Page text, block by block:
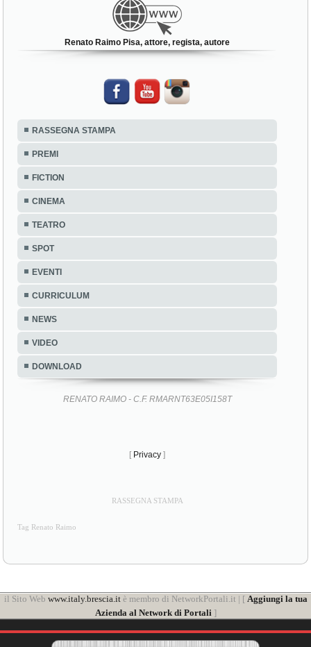
Renato Raimo Pisa, attore, regista, autore
RASSEGNA STAMPA
PREMI
FICTION
CINEMA
TEATRO
SPOT
EVENTI
CURRICULUM
NEWS
VIDEO
DOWNLOAD
RENATO RAIMO - C.F. RMARNT63E05I158T
[ Privacy ]
RASSEGNA STAMPA
Tag Renato Raimo
il Sito Web www.italy.brescia.itè membro di NetworkPortali.it | [ Aggiungi la tua
Azienda al Network di Portali]